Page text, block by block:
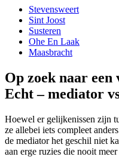
Stevensweert
Sint Joost
Susteren
Ohe En Laak
Maasbracht
Op zoek naar
Echt – mediator
Hoewel er gelijkenissen zijn
ze allebei iets compleet
de mediator het geschil niet
aan erge ruzies die nooit